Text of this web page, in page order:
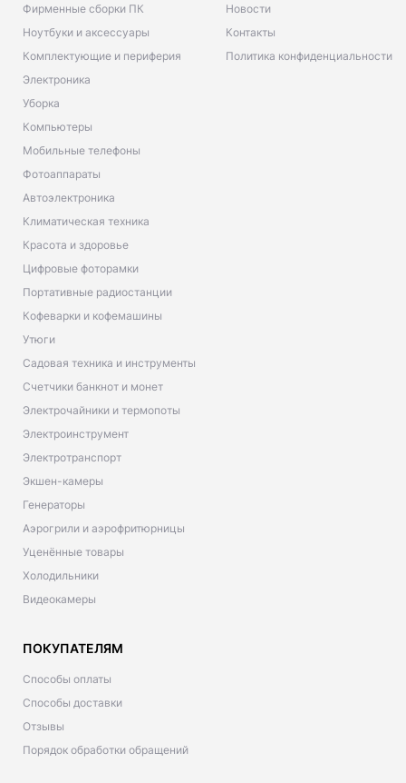
Фирменные сборки ПК
Ноутбуки и аксессуары
Комплектующие и периферия
Электроника
Уборка
Компьютеры
Мобильные телефоны
Фотоаппараты
Автоэлектроника
Климатическая техника
Красота и здоровье
Цифровые фоторамки
Портативные радиостанции
Кофеварки и кофемашины
Утюги
Садовая техника и инструменты
Счетчики банкнот и монет
Электрочайники и термопоты
Электроинструмент
Электротранспорт
Экшен-камеры
Генераторы
Аэрогрили и аэрофритюрницы
Уценённые товары
Холодильники
Видеокамеры
Новости
Контакты
Политика конфиденциальности
ПОКУПАТЕЛЯМ
Способы оплаты
Способы доставки
Отзывы
Порядок обработки обращений